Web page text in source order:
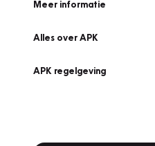
Meer informatie
Alles over APK
APK regelgeving